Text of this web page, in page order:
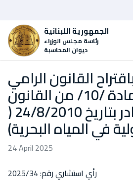
الجمهورية اللبنانية
رئاسة مجلس الوزراء
ديوان المحاسبة
القانون الرامي
الى تعديل المادة /10/ من القانون
رقم 132 الصادر بتاريخ 24/8/2010 (
24 April 2025
رأي استشاري رقم: 2025/34